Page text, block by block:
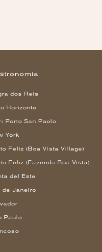
dos Reis
Horizonte
Porto San Paolo
York
Feliz (Boa Vista Village)
Feliz (Fazenda Boa Vista)
del Este
de Janeiro
Paulo